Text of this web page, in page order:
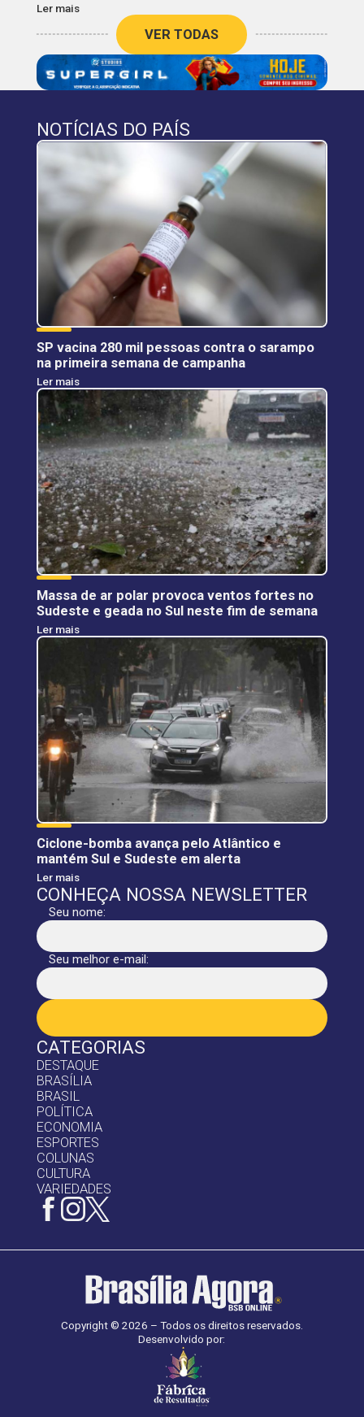
Ler mais
VER TODAS
CATEGORIAS
DESTAQUE
BRASÍLIA
BRASIL
POLÍTICA
ECONOMIA
ESPORTES
COLUNAS
CULTURA
VARIEDADES
NOTÍCIAS DO PAÍS
SP vacina 280 mil pessoas contra o sarampo
na primeira semana de campanha
Ler mais
Massa de ar polar provoca ventos fortes no
Sudeste e geada no Sul neste fim de semana
Ler mais
Ciclone-bomba avança pelo Atlântico e
mantém Sul e Sudeste em alerta
Ler mais
CONHEÇA NOSSA NEWSLETTER
Seu nome:
Seu melhor e-mail:
Copyright © 2026 – Todos os direitos reservados.
Desenvolvido por: